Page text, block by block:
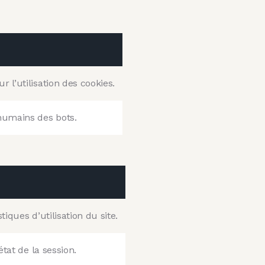
l’utilisation des cookies.
des bots.
d’utilisation du site.
de la session.